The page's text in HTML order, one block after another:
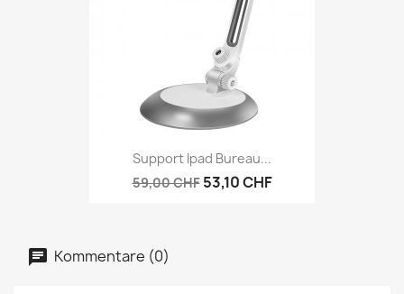
Support Ipad Bureau...
59,00 CHF 53,10 CHF
Kommentare (0)